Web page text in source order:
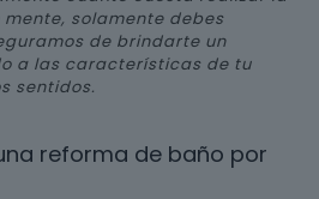
solamente debes
de brindarte un
a las características de tu
sentidos.
reforma de baño por